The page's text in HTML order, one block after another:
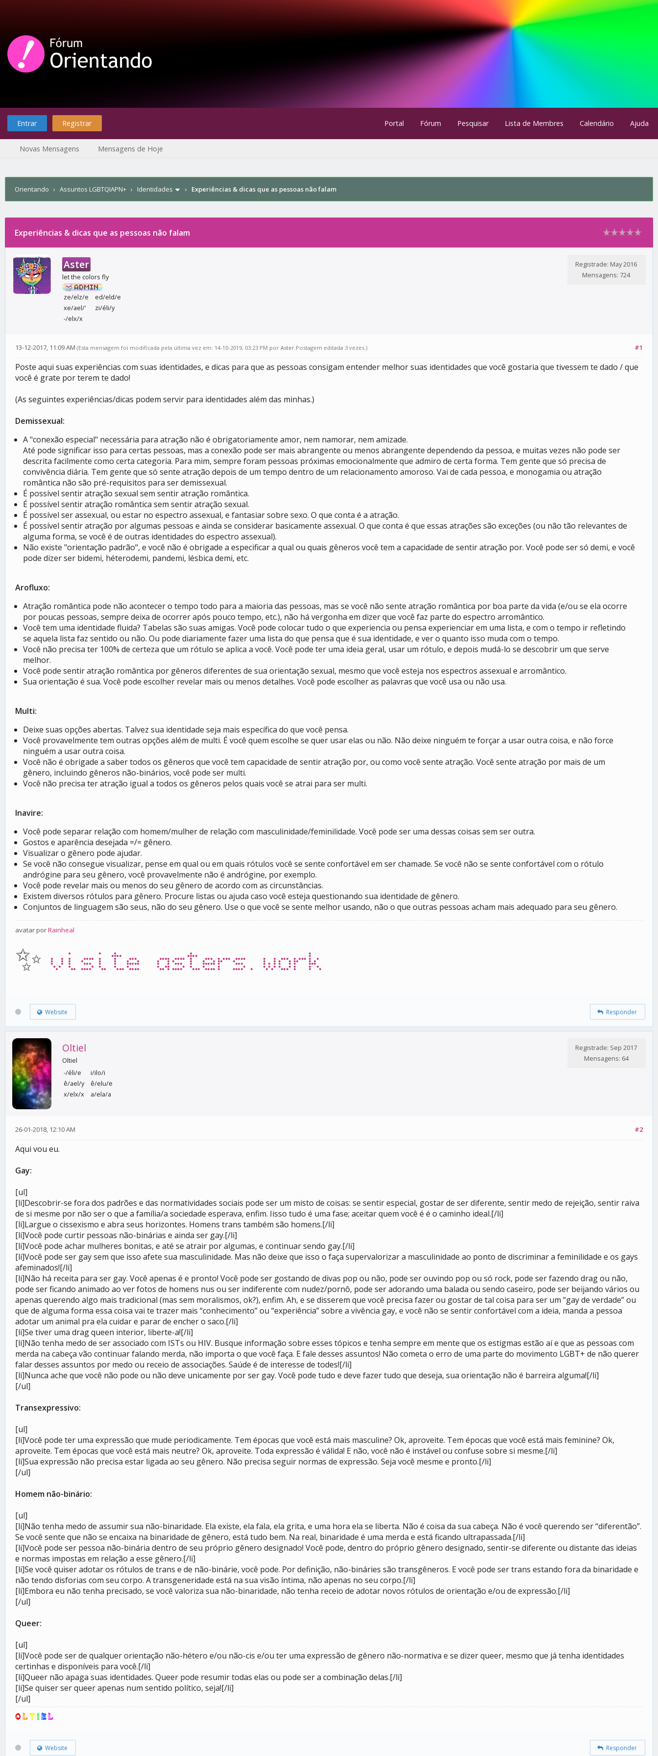
Entrar Registrar Portal Fórum Pesquisar Lista de Membres Calendário Ajuda
Novas Mensagens Mensagens de Hoje
Orientando › Assuntos LGBTQIAPN+ › Identidades › Experiências & dicas que as pessoas não falam
0 votos - 0 média
1
2
3
4
5
Experiências & dicas que as pessoas não falam
Aster
let the colors fly
ze/elz/e
ed/eld/e
xe/ael/'
zi/éli/y
-/elx/x
Registrade: May 2016
Mensagens: 724
#1
13-12-2017, 11:09 AM (Esta mensagem foi modificada pela última vez em: 14-10-2019, 03:23 PM por Aster.Postagem editada 3 vezes.)
Poste aqui suas experiências com suas identidades, e dicas para que as pessoas consigam entender melhor suas identidades que você gostaria que tivessem te dado / que
você é grate por terem te dado!
(As seguintes experiências/dicas podem servir para identidades além das minhas.)
Demissexual:
A "conexão especial" necessária para atração não é obrigatoriamente amor, nem namorar, nem amizade.
Até pode significar isso para certas pessoas, mas a conexão pode ser mais abrangente ou menos abrangente dependendo da pessoa, e muitas vezes não pode ser
descrita facilmente como certa categoria. Para mim, sempre foram pessoas próximas emocionalmente que admiro de certa forma. Tem gente que só precisa de
convivência diária. Tem gente que só sente atração depois de um tempo dentro de um relacionamento amoroso. Vai de cada pessoa, e monogamia ou atração
romântica não são pré-requisitos para ser demissexual.
É possível sentir atração sexual sem sentir atração romântica.
É possível sentir atração romântica sem sentir atração sexual.
É possível ser assexual, ou estar no espectro assexual, e fantasiar sobre sexo. O que conta é a atração.
É possível sentir atração por algumas pessoas e ainda se considerar basicamente assexual. O que conta é que essas atrações são exceções (ou não tão relevantes de
alguma forma, se você é de outras identidades do espectro assexual).
Não existe "orientação padrão", e você não é obrigade a especificar a qual ou quais gêneros você tem a capacidade de sentir atração por. Você pode ser só demi, e você
pode dizer ser bidemi, héterodemi, pandemi, lésbica demi, etc.
Arofluxo:
Atração romântica pode não acontecer o tempo todo para a maioria das pessoas, mas se você não sente atração romântica por boa parte da vida (e/ou se ela ocorre
por poucas pessoas, sempre deixa de ocorrer após pouco tempo, etc.), não há vergonha em dizer que você faz parte do espectro arromântico.
Você tem uma identidade fluida? Tabelas são suas amigas. Você pode colocar tudo o que experiencia ou pensa experienciar em uma lista, e com o tempo ir refletindo
se aquela lista faz sentido ou não. Ou pode diariamente fazer uma lista do que pensa que é sua identidade, e ver o quanto isso muda com o tempo.
Você não precisa ter 100% de certeza que um rótulo se aplica a você. Você pode ter uma ideia geral, usar um rótulo, e depois mudá-lo se descobrir um que serve
melhor.
Você pode sentir atração romântica por gêneros diferentes de sua orientação sexual, mesmo que você esteja nos espectros assexual e arromântico.
Sua orientação é sua. Você pode escolher revelar mais ou menos detalhes. Você pode escolher as palavras que você usa ou não usa.
Multi:
Deixe suas opções abertas. Talvez sua identidade seja mais específica do que você pensa.
Você provavelmente tem outras opções além de multi. É você quem escolhe se quer usar elas ou não. Não deixe ninguém te forçar a usar outra coisa, e não force
ninguém a usar outra coisa.
Você não é obrigade a saber todos os gêneros que você tem capacidade de sentir atração por, ou como você sente atração. Você sente atração por mais de um
gênero, incluindo gêneros não-binários, você pode ser multi.
Você não precisa ter atração igual a todos os gêneros pelos quais você se atrai para ser multi.
Inavire:
Você pode separar relação com homem/mulher de relação com masculinidade/feminilidade. Você pode ser uma dessas coisas sem ser outra.
Gostos e aparência desejada =/= gênero.
Visualizar o gênero pode ajudar.
Se você não consegue visualizar, pense em qual ou em quais rótulos você se sente confortável em ser chamade. Se você não se sente confortável com o rótulo
andrógine para seu gênero, você provavelmente não é andrógine, por exemplo.
Você pode revelar mais ou menos do seu gênero de acordo com as circunstâncias.
Existem diversos rótulos para gênero. Procure listas ou ajuda caso você esteja questionando sua identidade de gênero.
Conjuntos de linguagem são seus, não do seu gênero. Use o que você se sente melhor usando, não o que outras pessoas acham mais adequado para seu gênero.
avatar porRainheal
✨ visite asters.work
Website Responder
Oltiel
Oltiel
-/éli/e
i/ilo/i
ê/ael/y
ê/elu/e
x/elx/x
a/ela/a
Registrade: Sep 2017
Mensagens: 64
#2
26-01-2018, 12:10 AM
Aqui vou eu.
Gay:
[ul]
[li]Descobrir-se fora dos padrões e das normatividades sociais pode ser um misto de coisas: se sentir especial, gostar de ser diferente, sentir medo de rejeição, sentir raiva
de si mesme por não ser o que a família/a sociedade esperava, enfim. Iisso tudo é uma fase; aceitar quem você é é o caminho ideal.[/li]
[li]Largue o cissexismo e abra seus horizontes. Homens trans também são homens.[/li]
[li]Você pode curtir pessoas não-binárias e ainda ser gay.[/li]
[li]Você pode achar mulheres bonitas, e até se atrair por algumas, e continuar sendo gay.[/li]
[li]Você pode ser gay sem que isso afete sua masculinidade. Mas não deixe que isso o faça supervalorizar a masculinidade ao ponto de discriminar a feminilidade e os gays
afeminados![/li]
[li]Não há receita para ser gay. Você apenas é e pronto! Você pode ser gostando de divas pop ou não, pode ser ouvindo pop ou só rock, pode ser fazendo drag ou não,
pode ser ficando animado ao ver fotos de homens nus ou ser indiferente com nudez/pornô, pode ser adorando uma balada ou sendo caseiro, pode ser beijando vários ou
apenas querendo algo mais tradicional (mas sem moralismos, ok?), enfim. Ah, e se disserem que você precisa fazer ou gostar de tal coisa para ser um “gay de verdade” ou
que de alguma forma essa coisa vai te trazer mais “conhecimento” ou “experiência” sobre a vivência gay, e você não se sentir confortável com a ideia, manda a pessoa
adotar um animal pra ela cuidar e parar de encher o saco.[/li]
[li]Se tiver uma drag queen interior, liberte-a![/li]
[li]Não tenha medo de ser associado com ISTs ou HIV. Busque informação sobre esses tópicos e tenha sempre em mente que os estigmas estão aí e que as pessoas com
merda na cabeça vão continuar falando merda, não importa o que você faça. E fale desses assuntos! Não cometa o erro de uma parte do movimento LGBT+ de não querer
falar desses assuntos por medo ou receio de associações. Saúde é de interesse de todes![/li]
[li]Nunca ache que você não pode ou não deve unicamente por ser gay. Você pode tudo e deve fazer tudo que deseja, sua orientação não é barreira alguma![/li]
[/ul]
Transexpressivo:
[ul]
[li]Você pode ter uma expressão que mude periodicamente. Tem épocas que você está mais masculine? Ok, aproveite. Tem épocas que você está mais feminine? Ok,
aproveite. Tem épocas que você está mais neutre? Ok, aproveite. Toda expressão é válida! E não, você não é instável ou confuse sobre si mesme.[/li]
[li]Sua expressão não precisa estar ligada ao seu gênero. Não precisa seguir normas de expressão. Seja você mesme e pronto.[/li]
[/ul]
Homem não-binário:
[ul]
[li]Não tenha medo de assumir sua não-binaridade. Ela existe, ela fala, ela grita, e uma hora ela se liberta. Não é coisa da sua cabeça. Não é você querendo ser “diferentão”.
Se você sente que não se encaixa na binaridade de gênero, está tudo bem. Na real, binaridade é uma merda e está ficando ultrapassada.[/li]
[li]Você pode ser pessoa não-binária dentro de seu próprio gênero designado! Você pode, dentro do próprio gênero designado, sentir-se diferente ou distante das ideias
e normas impostas em relação a esse gênero.[/li]
[li]Se você quiser adotar os rótulos de trans e de não-binárie, você pode. Por definição, não-bináries são transgêneros. E você pode ser trans estando fora da binaridade e
não tendo disforias com seu corpo. A transgeneridade está na sua visão íntima, não apenas no seu corpo.[/li]
[li]Embora eu não tenha precisado, se você valoriza sua não-binaridade, não tenha receio de adotar novos rótulos de orientação e/ou de expressão.[/li]
[/ul]
Queer:
[ul]
[li]Você pode ser de qualquer orientação não-hétero e/ou não-cis e/ou ter uma expressão de gênero não-normativa e se dizer queer, mesmo que já tenha identidades
certinhas e disponíveis para você.[/li]
[li]Queer não apaga suas identidades. Queer pode resumir todas elas ou pode ser a combinação delas.[/li]
[li]Se quiser ser queer apenas num sentido político, seja![/li]
[/ul]
OLTIEL
Website Responder